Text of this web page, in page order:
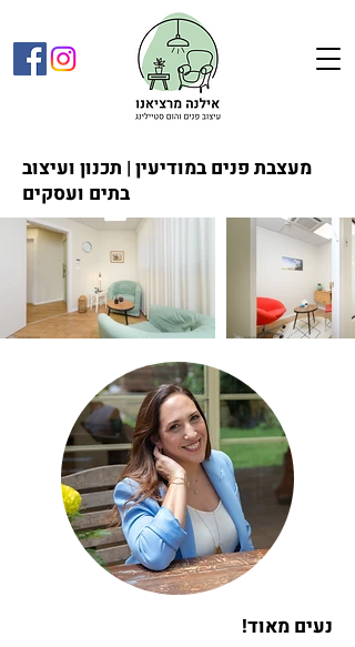
מעצבת פנים במודיעין | תכנון ועיצוב
בתים ועסקים
נעים מאוד!